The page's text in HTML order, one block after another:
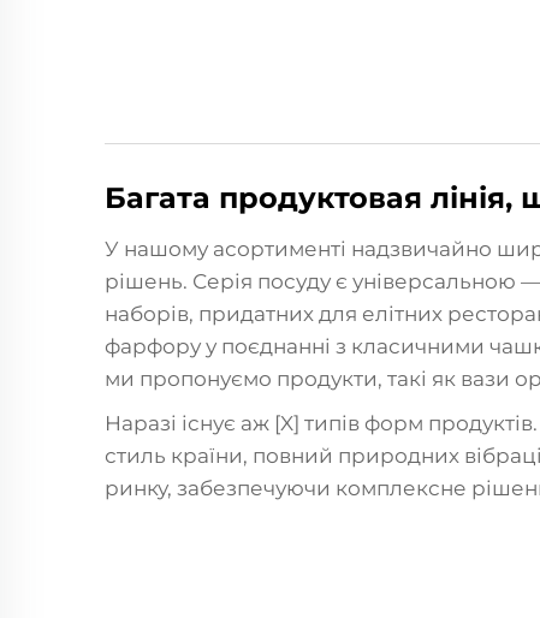
Багата продуктовая
У нашому асортименті надзвичайно
рішень. Серія посуду є універсальною
наборів, придатних для елітних
фарфору у поєднанні з класичними
ми пропонуємо продукти, такі як вази
Наразі існує аж [X] типів форм
стиль країни, повний природних
ринку, забезпечуючи комплексне